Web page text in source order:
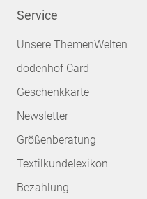
Service
Unsere ThemenWelten
dodenhof Card
Geschenkkarte
Newsletter
Größenberatung
Textilkundelexikon
Bezahlung